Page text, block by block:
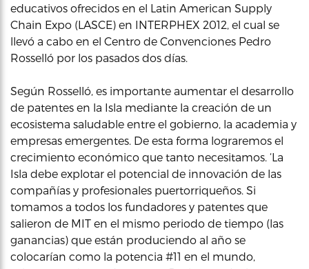
educativos ofrecidos en el Latin American Supply
Chain Expo (LASCE) en INTERPHEX 2012, el cual se
llevó a cabo en el Centro de Convenciones Pedro
Rosselló por los pasados dos días.
Según Rosselló, es importante aumentar el desarrollo
de patentes en la Isla mediante la creación de un
ecosistema saludable entre el gobierno, la academia y
empresas emergentes. De esta forma lograremos el
crecimiento económico que tanto necesitamos. ‘La
Isla debe explotar el potencial de innovación de las
compañías y profesionales puertorriqueños. Si
tomamos a todos los fundadores y patentes que
salieron de MIT en el mismo periodo de tiempo (las
ganancias) que están produciendo al año se
colocarían como la potencia #11 en el mundo,